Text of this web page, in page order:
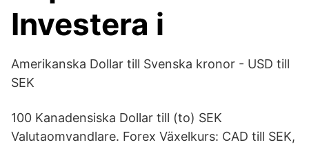
Investera i
Amerikanska Dollar till Svenska kronor - USD till
SEK
100 Kanadensiska Dollar till (to) SEK
Valutaomvandlare. Forex Växelkurs: CAD till SEK,